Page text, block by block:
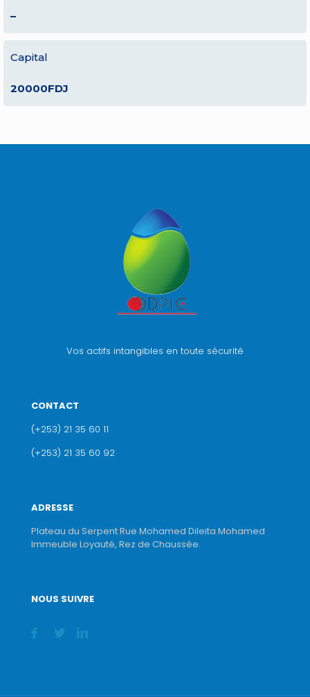
–
Capital
20000FDJ
Vos actifs intangibles en toute sécurité
CONTACT
(+253) 21 35 60 11
(+253) 21 35 60 92
ADRESSE
Plateau du Serpent Rue Mohamed Dileita Mohamed
Immeuble Loyauté, Rez de Chaussée.
NOUS SUIVRE